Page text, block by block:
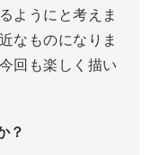
ようにと考えま
なものになりま
回も楽しく描い
？